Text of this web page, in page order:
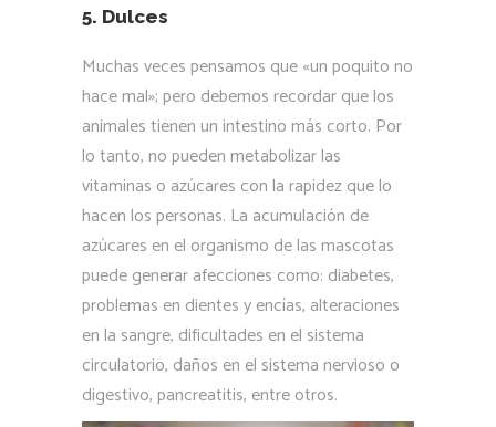
5. Dulces
Muchas veces pensamos que «un poquito no
hace mal»; pero debemos recordar que los
animales tienen un intestino más corto. Por
lo tanto, no pueden metabolizar las
vitaminas o azúcares con la rapidez que lo
hacen los personas. La acumulación de
azúcares en el organismo de las mascotas
puede generar afecciones como: diabetes,
problemas en dientes y encías, alteraciones
en la sangre, dificultades en el sistema
circulatorio, daños en el sistema nervioso o
digestivo, pancreatitis, entre otros.